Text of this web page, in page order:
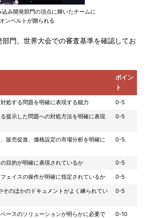
み開発部門の頂点に輝いたチームに
ンベルトが贈られる
門、世界大会での審査基準を確認してお
ポイン
ト
処する問題を明確に表現する能力
0-5
提示した問題への対処方法を明確に表現
0-5
販売促進、価格設定の市場分析を明確に
0-5
目的が明確に表現されているか
0-5
ェイスの操作が明確に指定されているか
0-5
のほかのドキュメントがよく練られてい
0-5
ースのソリューションが明らかに必要で
0-10